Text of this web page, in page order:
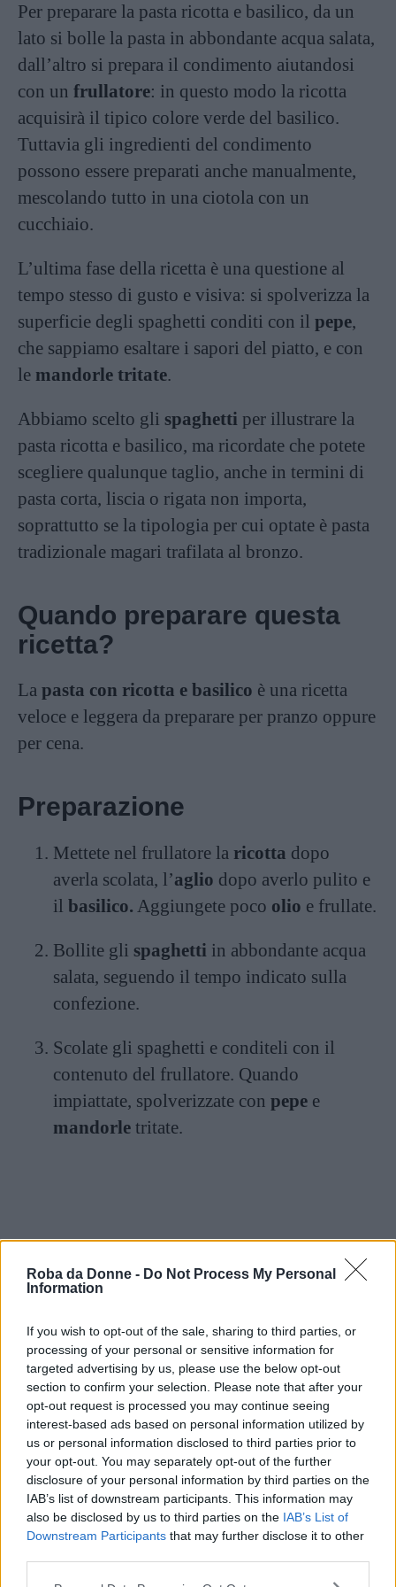
Roba da Donne - Do Not Process My Personal
Information
If you wish to opt-out of the sale, sharing to third parties, or
processing of your personal or sensitive information for
targeted advertising by us, please use the below opt-out
section to confirm your selection. Please note that after your
opt-out request is processed you may continue seeing
interest-based ads based on personal information utilized by
us or personal information disclosed to third parties prior to
your opt-out. You may separately opt-out of the further
disclosure of your personal information by third parties on the
IAB’s list of downstream participants. This information may
also be disclosed by us to third parties on the IAB’s List of
Downstream Participants that may further disclose it to other
Per preparare la pasta ricotta e basilico, da un
lato si bolle la pasta in abbondante acqua salata,
dall’altro si prepara il condimento aiutandosi
con un frullatore: in questo modo la ricotta
acquisirà il tipico colore verde del basilico.
Tuttavia gli ingredienti del condimento
possono essere preparati anche manualmente,
mescolando tutto in una ciotola con un
cucchiaio.
L’ultima fase della ricetta è una questione al
tempo stesso di gusto e visiva: si spolverizza la
superficie degli spaghetti conditi con il pepe,
che sappiamo esaltare i sapori del piatto, e con
le mandorle tritate.
Abbiamo scelto gli spaghetti per illustrare la
pasta ricotta e basilico, ma ricordate che potete
scegliere qualunque taglio, anche in termini di
pasta corta, liscia o rigata non importa,
soprattutto se la tipologia per cui optate è pasta
tradizionale magari trafilata al bronzo.
Quando preparare questa
ricetta?
La pasta con ricotta e basilico è una ricetta
veloce e leggera da preparare per pranzo oppure
per cena.
Preparazione
Mettete nel frullatore la ricotta dopo
averla scolata, l’aglio dopo averlo pulito e
il basilico. Aggiungete poco olio e frullate.
Bollite gli spaghetti in abbondante acqua
salata, seguendo il tempo indicato sulla
confezione.
Scolate gli spaghetti e conditeli con il
contenuto del frullatore. Quando
impiattate, spolverizzate con pepe e
mandorle tritate.